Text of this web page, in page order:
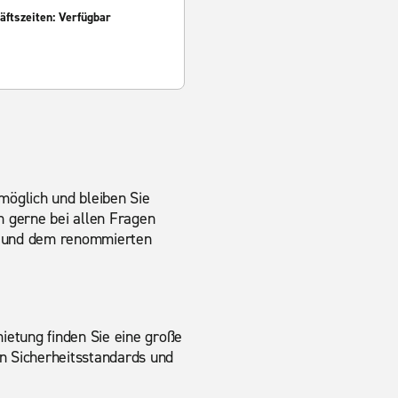
Verfügbar
und bleiben Sie
gerne bei allen Fragen
dem renommierten
finden Sie eine große
Sicherheitsstandards und